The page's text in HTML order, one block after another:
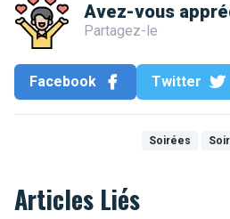
Avez-vous
Partagez-le
Facebook Twitter
Soirées
Articles Liés